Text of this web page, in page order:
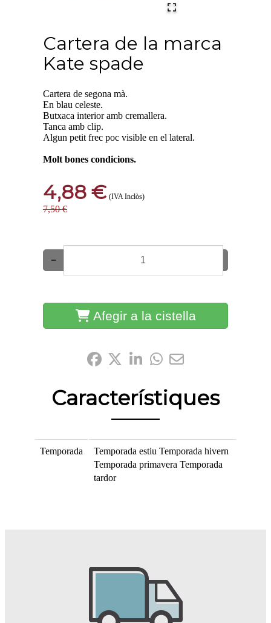
Cartera de la marca
Kate spade
Cartera de segona mà.
En blau celeste.
Butxaca interior amb cremallera.
Tanca amb clip.
Algun petit frec poc visible en el lateral.
Molt bones condicions.
4,88 € (IVA Inclòs)
7,50 €
−
Afegir a la cistella
Característiques
Temporada Temporada estiu Temporada hivern
Temporada primavera Temporada
tardor